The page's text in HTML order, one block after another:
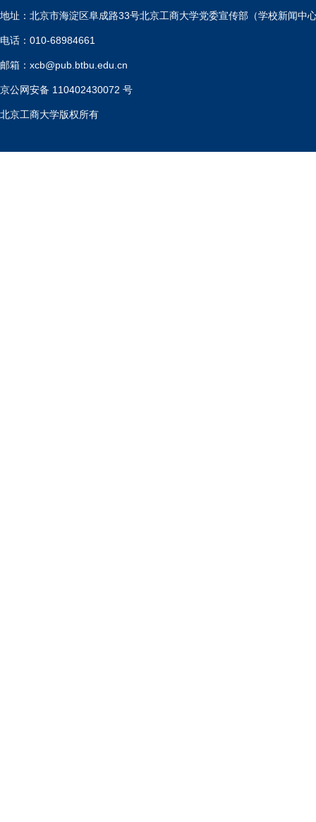
地址：北京市海淀区阜成路33号北京工商大学党委宣传部（学校新闻中
电话：010-68984661
邮箱：xcb@pub.btbu.edu.cn
京公网安备 110402430072 号
北京工商大学版权所有